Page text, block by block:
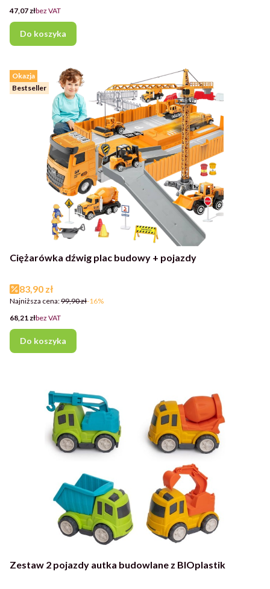
Cena
47,07 złbez VAT
Do koszyka
Okazja
Bestseller
Ciężarówka dźwig plac budowy + pojazdy
Cena promocyjna
83,90 zł
Najniższa cena:99,90 zł-16%
Cena
68,21 złbez VAT
Do koszyka
Zestaw 2 pojazdy autka budowlane z BIOplastik